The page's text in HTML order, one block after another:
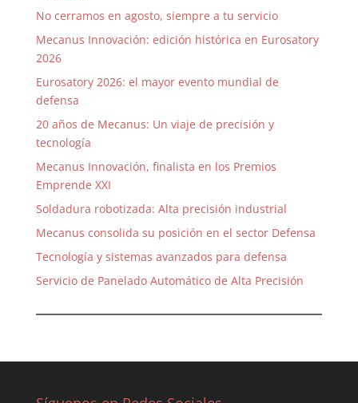
No cerramos en agosto, siempre a tu servicio
Mecanus Innovación: edición histórica en Eurosatory
2026
Eurosatory 2026: el mayor evento mundial de
defensa
20 años de Mecanus: Un viaje de precisión y
tecnología
Mecanus Innovación, finalista en los Premios
Emprende XXI
Soldadura robotizada: Alta precisión industrial
Mecanus consolida su posición en el sector Defensa
Tecnología y sistemas avanzados para defensa
Servicio de Panelado Automático de Alta Precisión